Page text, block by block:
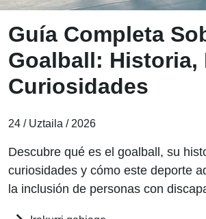
Guía Completa
Goalball: Historia,
Curiosidades
24 / Uztaila / 2026
Descubre qué es el goalball, su
curiosidades y cómo este deporte
la inclusión de personas con